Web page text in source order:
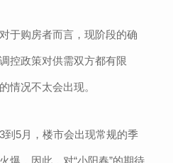
于购房者而言，现阶段的确
控政策对供需双方都有限
情况不太会出现。
到5月，楼市会出现常规的季
爆，因此，对“小阳春”的期待